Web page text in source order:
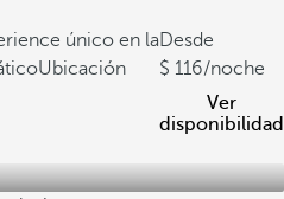
único en la
Ubicación
Desde
116/noche
Ver
disponibilidad